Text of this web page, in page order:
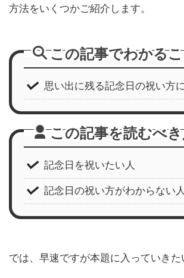
方法をいくつかご紹介します。
この記事でわかる
思い出に残る記念日の祝い方
この記事を読むべ
記念日を祝いたい人
記念日の祝い方がわからない人
では、早速ですが本題に入っていきた